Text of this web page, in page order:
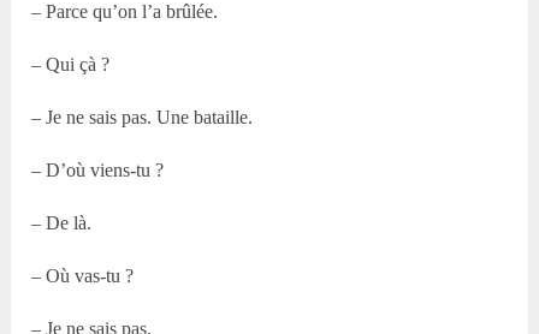
– Parce qu’on l’a brûlée.
– Qui çà ?
– Je ne sais pas. Une bataille.
– D’où viens-tu ?
– De là.
– Où vas-tu ?
– Je ne sais pas.